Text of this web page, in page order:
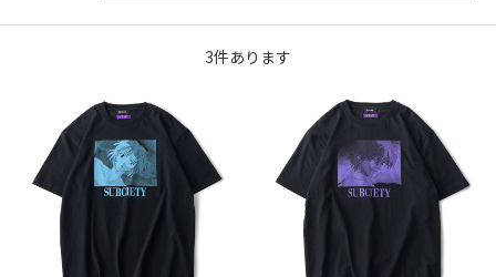
3件あります